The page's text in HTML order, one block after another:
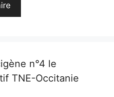
n°4 le
TNE-Occitanie